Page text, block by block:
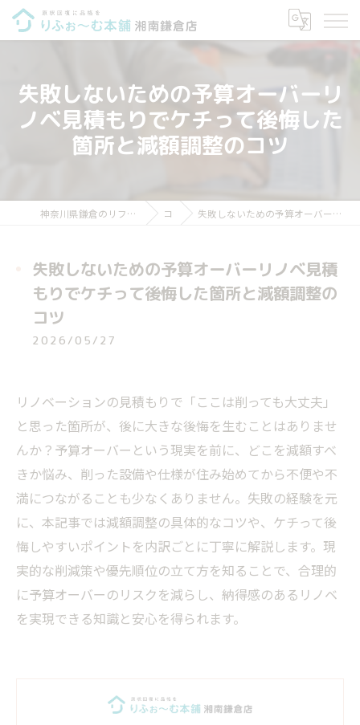
失敗しないための予算オーバーリ
ノベ見積もりでケチって後悔した
箇所と減額調整のコツ
神奈川県鎌倉のリフォームならりふぉ～む本舗 湘南鎌倉店 コラム 失敗しないための予算オーバーリノベ見積もりでケチって後悔した箇所と減額調整のコツ
失敗しないための予算オーバーリノベ見積
もりでケチって後悔した箇所と減額調整の
コツ
2026/05/27
リノベーションの見積もりで「ここは削っても大丈夫」
と思った箇所が、後に大きな後悔を生むことはありませ
んか？予算オーバーという現実を前に、どこを減額すべ
きか悩み、削った設備や仕様が住み始めてから不便や不
満につながることも少なくありません。失敗の経験を元
に、本記事では減額調整の具体的なコツや、ケチって後
悔しやすいポイントを内訳ごとに丁寧に解説します。現
実的な削減策や優先順位の立て方を知ることで、合理的
に予算オーバーのリスクを減らし、納得感のあるリノベ
を実現できる知識と安心を得られます。